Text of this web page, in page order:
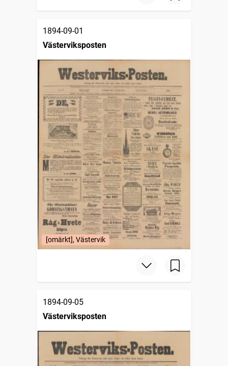
1894-09-01
Västerviksposten
[omärkt], Västervik
1894-09-05
Västerviksposten